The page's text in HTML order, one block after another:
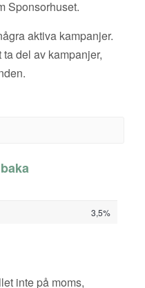
Sponsorhuset.
aktiva kampanjer.
del av kampanjer,
3,5%
inte på moms,